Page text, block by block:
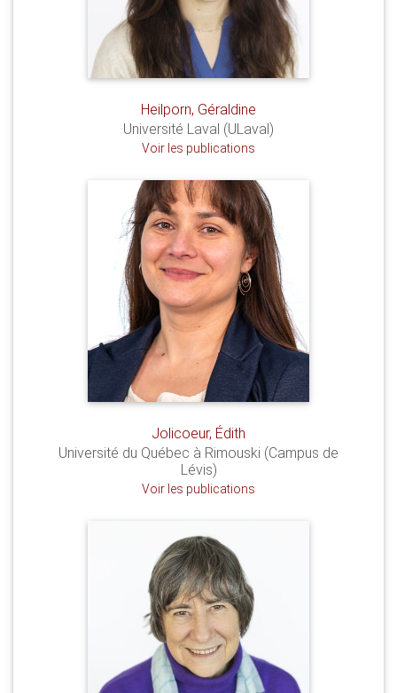
Heilporn, Géraldine
Université Laval (ULaval)
Voir les publications
Jolicoeur, Édith
Université du Québec à Rimouski (Campus de
Lévis)
Voir les publications